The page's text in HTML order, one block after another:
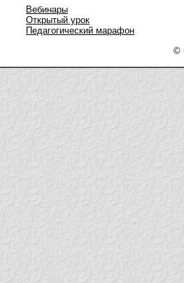
Вебинары
Открытый урок
Педагогический марафон
©